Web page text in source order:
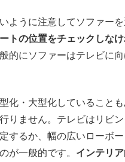
ように注意してソファー
トの位置をチェックしな
的にソファーはテレビに
化・大型化していることも
りません。テレビはリビ
するか、幅の広いローボ
が一般的です。 インテリ